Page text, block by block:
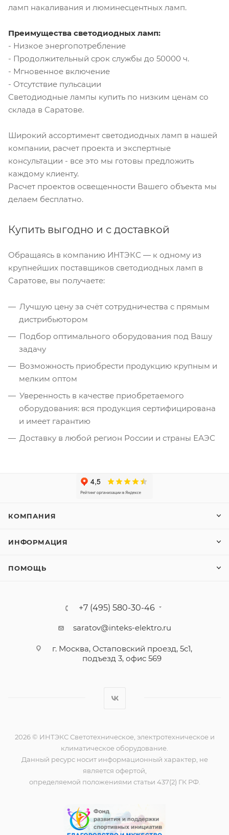
ламп накаливания и люминесцентных ламп.
Преимущества светодиодных ламп:
- Низкое энергопотребление
- Продолжительный срок службы до 50000 ч.
- Мгновенное включение
- Отсутствие пульсации
Светодиодные лампы купить по низким ценам со
склада в Саратове.
Широкий ассортимент светодиодных ламп в нашей
компании, расчет проекта и экспертные
консультации - все это мы готовы предложить
каждому клиенту.
Расчет проектов освещенности Вашего объекта мы
делаем бесплатно.
Купить выгодно и с доставкой
Обращаясь в компанию ИНТЭКС — к одному из
крупнейших поставщиков светодиодных ламп в
Саратове, вы получаете:
Лучшую цену за счёт сотрудничества с прямым
дистрибьютором
Подбор оптимального оборудования под Вашу
задачу
Возможность приобрести продукцию крупным и
мелким оптом
Уверенность в качестве приобретаемого
оборудования: вся продукция сертифицирована
и имеет гарантию
Доставку в любой регион России и страны ЕАЭС
КОМПАНИЯ
ИНФОРМАЦИЯ
ПОМОЩЬ
+7 (495) 580-30-46
saratov@inteks-elektro.ru
г. Москва, Остаповский проезд, 5с1,
подъезд 3, офис 569
2026 © ИНТЭКС Светотехническое, электротехническое и
климатическое оборудование.
Данный ресурс носит информационный характер, не
является офертой,
определяемой положениями статьи 437(2) ГК РФ.